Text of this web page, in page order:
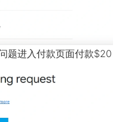
题进入付款页面付款$20